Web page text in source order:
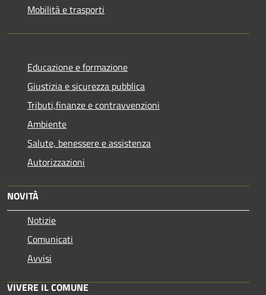
Mobilità e trasporti
Educazione e formazione
Giustizia e sicurezza pubblica
Tributi,finanze e contravvenzioni
Ambiente
Salute, benessere e assistenza
Autorizzazioni
NOVITÀ
Notizie
Comunicati
Avvisi
VIVERE IL COMUNE